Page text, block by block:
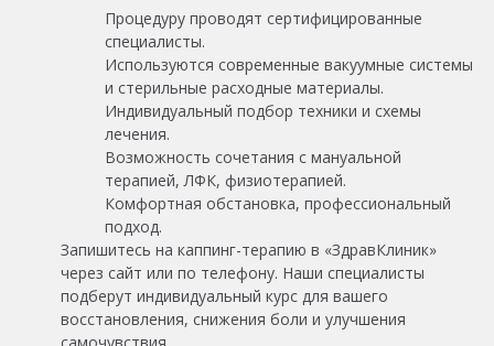
Процедуру проводят сертифицированные
специалисты.
Используются современные вакуумные системы
и стерильные расходные материалы.
Индивидуальный подбор техники и схемы
лечения.
Возможность сочетания с мануальной
терапией, ЛФК, физиотерапией.
Комфортная обстановка, профессиональный
подход.
Запишитесь на каппинг-терапию в «ЗдравКлиник»
через сайт или по телефону. Наши специалисты
подберут индивидуальный курс для вашего
восстановления, снижения боли и улучшения